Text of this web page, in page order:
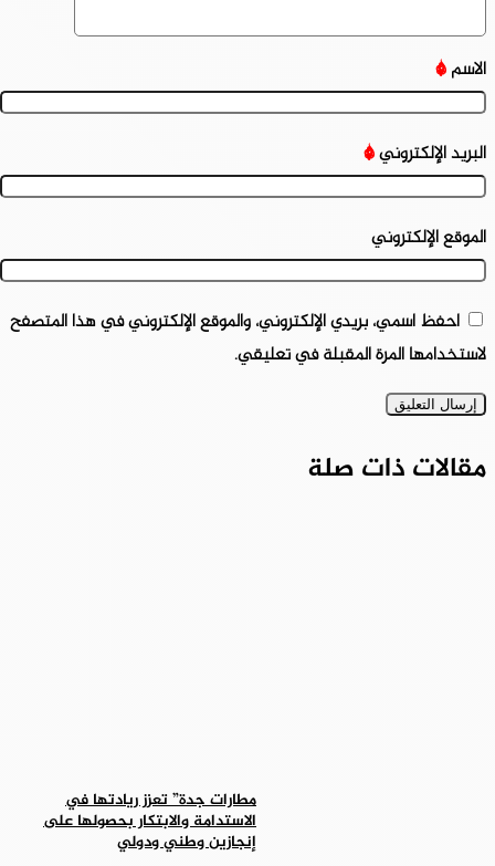
الاسم*
البريد الإلكتروني*
الموقع الإلكتروني
احفظ اسمي، بريدي الإلكتروني، والموقع الإلكتروني في هذا المتصفح
لاستخدامها المرة المقبلة في تعليقي.
مقالات ذات صلة
مطارات جدة” تعزز ريادتها في
الاستدامة والابتكار بحصولها على
إنجازين وطني ودولي